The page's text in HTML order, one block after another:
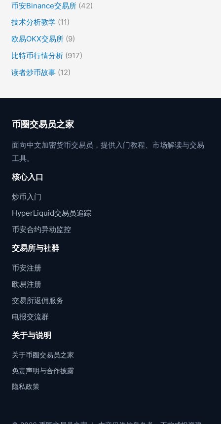
币安Binance交易所 (42)
技术分析教学 (11)
欧易OKX交易所 (9)
比特币行情分析 (917)
读者炒币故事 (12)
币圈交易员之家
面向中文加密货币交易员，提供入门教程、市场解读与交易
工具。
核心入口
炒币入门
HyperLiquid交易员追踪
币安合约异动监控
交易所与社群
币安注册
欧易注册
交易所返佣服务
电报交流群
关于与说明
关于币圈交易员之家
免责声明与合作披露
隐私政策